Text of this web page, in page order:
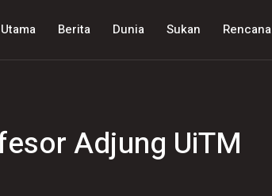
Utama Berita Dunia Sukan Rencana
Adjung UiTM